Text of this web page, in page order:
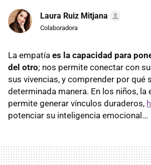
Laura Ruiz Mitjana
Colaboradora
La empatía es la capacidad para
del otro; nos permite conectar con
sus vivencias, y comprender por qué
determinada manera. En los niños, la
permite generar vínculos duraderos,
potenciar su inteligencia emocional...